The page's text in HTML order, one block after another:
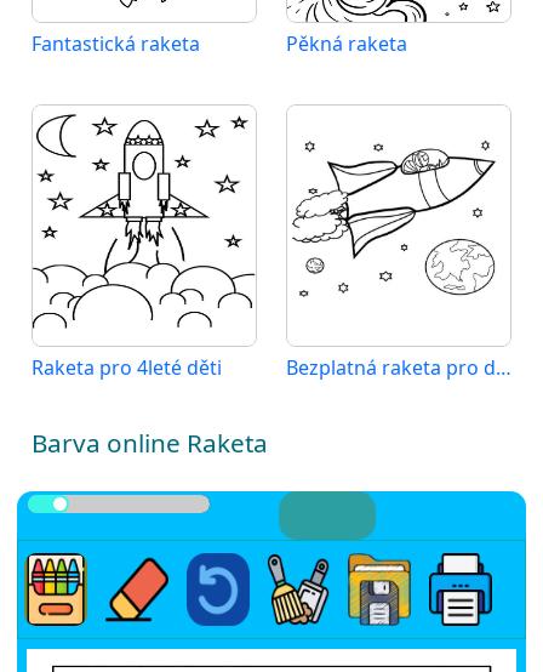
Fantastická raketa Pěkná raketa
Raketa pro 4leté děti Bezplatná raketa pro děti
Barva online Raketa